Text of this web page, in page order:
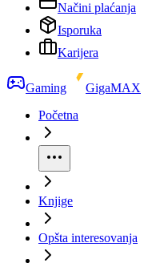
Načini plaćanja
Isporuka
Karijera
Gaming
GigaMAX
Početna
Knjige
Opšta interesovanja